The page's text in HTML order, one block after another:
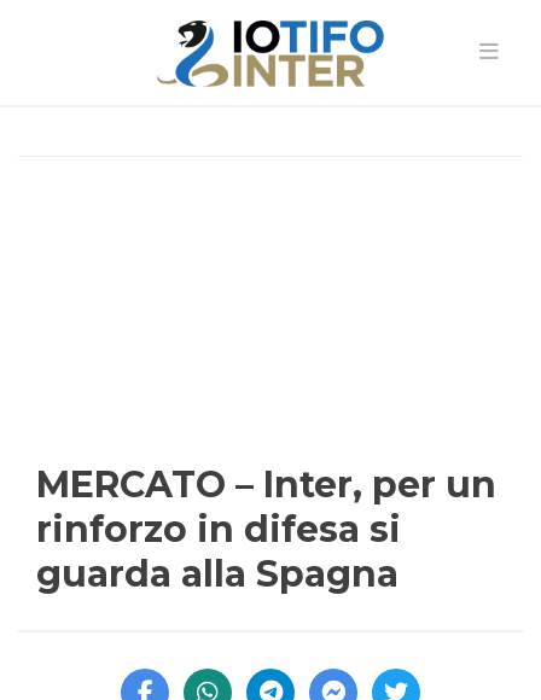
MERCATO – Inter, per un
rinforzo in difesa si
guarda alla Spagna